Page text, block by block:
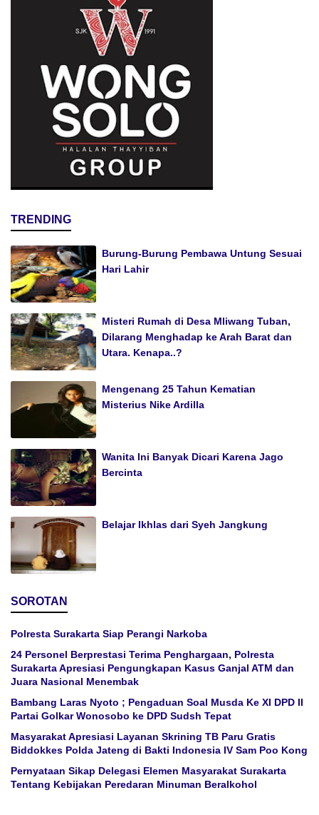
TRENDING
Burung-Burung Pembawa Untung Sesuai
Hari Lahir
Misteri Rumah di Desa Mliwang Tuban,
Dilarang Menghadap ke Arah Barat dan
Utara. Kenapa..?
Mengenang 25 Tahun Kematian
Misterius Nike Ardilla
Wanita Ini Banyak Dicari Karena Jago
Bercinta
Belajar Ikhlas dari Syeh Jangkung
SOROTAN
Polresta Surakarta Siap Perangi Narkoba
24 Personel Berprestasi Terima Penghargaan, Polresta
Surakarta Apresiasi Pengungkapan Kasus Ganjal ATM dan
Juara Nasional Menembak
Bambang Laras Nyoto ; Pengaduan Soal Musda Ke XI DPD II
Partai Golkar Wonosobo ke DPD Sudsh Tepat
Masyarakat Apresiasi Layanan Skrining TB Paru Gratis
Biddokkes Polda Jateng di Bakti Indonesia IV Sam Poo Kong
Pernyataan Sikap Delegasi Elemen Masyarakat Surakarta
Tentang Kebijakan Peredaran Minuman Beralkohol